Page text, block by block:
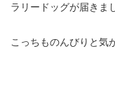
ラリードッグが届きま
こっちものんびりと気